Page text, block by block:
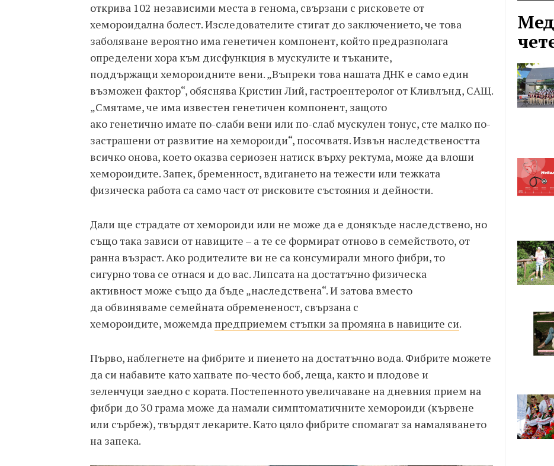
открива 102 независими места в генома, свързани с рисковете от
хемороидална болест. Изследователите стигат до заключението, че това
заболяване вероятно има генетичен компонент, който предразполага
определени хора към дисфункция в мускулите и тъканите,
поддържащи хемороидните вени. „Въпреки това нашата ДНК е само един
възможен фактор“, обяснява Кристин Лий, гастроентеролог от Кливлънд, САЩ.
„Смятаме, че има известен генетичен компонент, защото
ако генетично имате по-слаби вени или по-слаб мускулен тонус, сте малко по-
застрашени от развитие на хемороиди“, посочватя. Извън наследствеността
всичко онова, което оказва сериозен натиск върху ректума, може да влоши
хемороидите. Запек, бременност, вдигането на тежести или тежката
физическа работа са само част от рисковите състояния и дейности.
Дали ще страдате от хемороиди или не може да е донякъде наследствено, но
също така зависи от навиците – а те се формират отново в семейството, от
ранна възраст. Ако родителите ви не са консумирали много фибри, то
сигурно това се отнася и до вас. Липсата на достатъчно физическа
активност може също да бъде „наследствена“. И затова вместо
да обвиняваме семейната обремененост, свързана с
хемороидите, можемда предприемем стъпки за промяна в навиците си.
Първо, наблегнете на фибрите и пиенето на достатъчно вода. Фибрите можете
да си набавите като хапвате по-често боб, леща, както и плодове и
зеленчуци заедно с кората. Постепенното увеличаване на дневния прием на
фибри до 30 грама може да намали симптоматичните хемороиди (кървене
или сърбеж), твърдят лекарите. Като цяло фибрите спомагат за намаляването
на запека.